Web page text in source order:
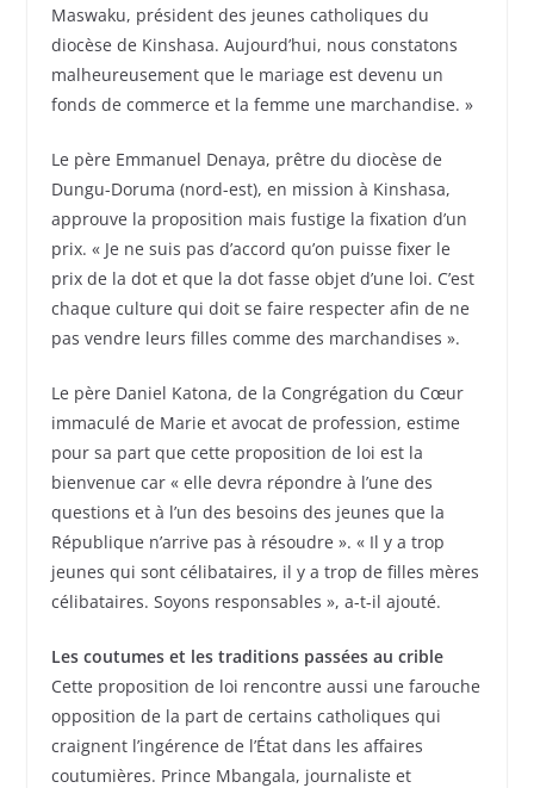
Maswaku, président des jeunes catholiques du
diocèse de Kinshasa. Aujourd’hui, nous constatons
malheureusement que le mariage est devenu un
fonds de commerce et la femme une marchandise. »
Le père Emmanuel Denaya, prêtre du diocèse de
Dungu-Doruma (nord-est), en mission à Kinshasa,
approuve la proposition mais fustige la fixation d’un
prix. « Je ne suis pas d’accord qu’on puisse fixer le
prix de la dot et que la dot fasse objet d’une loi. C’est
chaque culture qui doit se faire respecter afin de ne
pas vendre leurs filles comme des marchandises ».
Le père Daniel Katona, de la Congrégation du Cœur
immaculé de Marie et avocat de profession, estime
pour sa part que cette proposition de loi est la
bienvenue car « elle devra répondre à l’une des
questions et à l’un des besoins des jeunes que la
République n’arrive pas à résoudre ». « Il y a trop
jeunes qui sont célibataires, il y a trop de filles mères
célibataires. Soyons responsables », a-t-il ajouté.
Les coutumes et les traditions passées au crible
Cette proposition de loi rencontre aussi une farouche
opposition de la part de certains catholiques qui
craignent l’ingérence de l’État dans les affaires
coutumières. Prince Mbangala, journaliste et